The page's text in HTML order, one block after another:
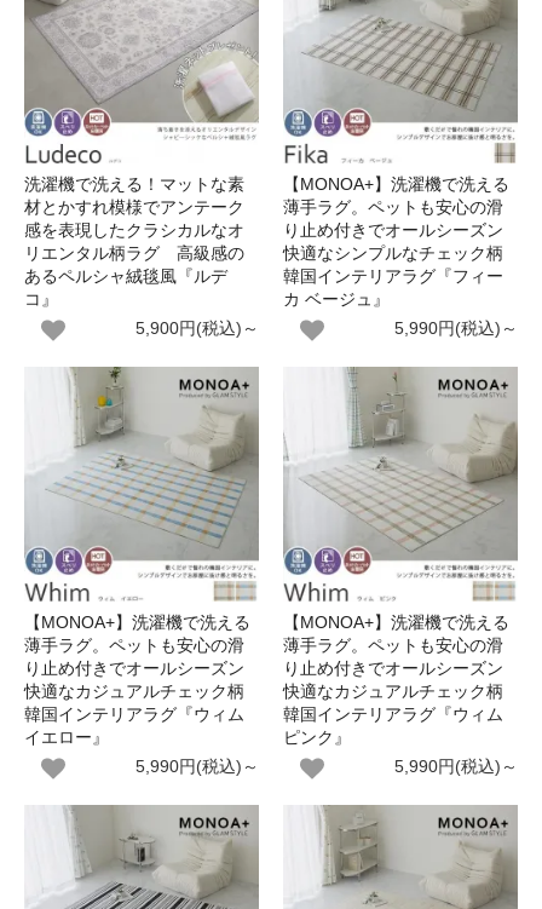
洗濯機で洗える！マットな素
材とかすれ模様でアンテーク
感を表現したクラシカルなオ
リエンタル柄ラグ 高級感の
あるペルシャ絨毯風『ルデ
コ』
5,900円(税込)～
【MONOA+】洗濯機で洗える
薄手ラグ。ペットも安心の滑
り止め付きでオールシーズン
快適なシンプルなチェック柄
韓国インテリアラグ『フィー
カ ベージュ』
5,990円(税込)～
【MONOA+】洗濯機で洗える
薄手ラグ。ペットも安心の滑
り止め付きでオールシーズン
快適なカジュアルチェック柄
韓国インテリアラグ『ウィム
イエロー』
5,990円(税込)～
【MONOA+】洗濯機で洗える
薄手ラグ。ペットも安心の滑
り止め付きでオールシーズン
快適なカジュアルチェック柄
韓国インテリアラグ『ウィム
ピンク』
5,990円(税込)～